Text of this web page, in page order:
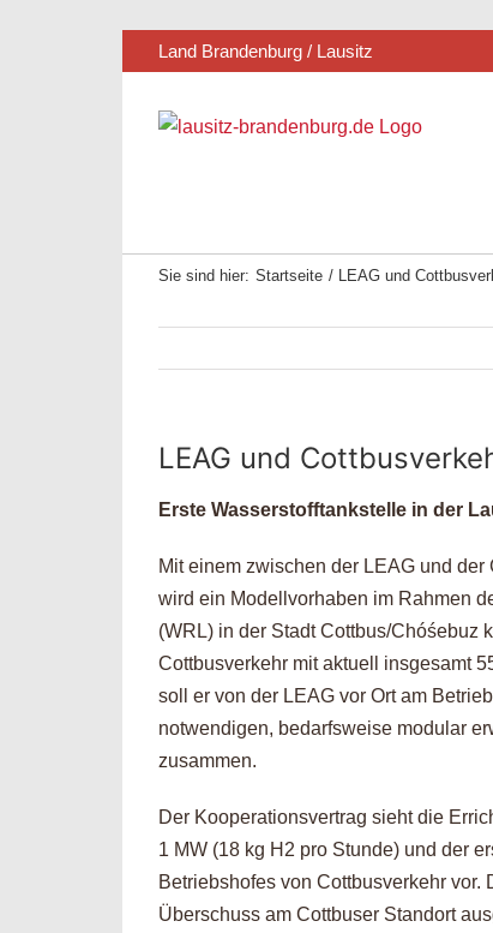
Land Brandenburg / Lausitz
Sie sind hier: Startseite LEAG und
LEAG und
Erste Wasserstofftankstelle in der
Mit einem zwischen der LEAG und
wird ein Modellvorhaben im Rahmen
(WRL) in der Stadt Cottbus/Chóśebuz
Cottbusverkehr mit aktuell insgesamt
soll er von der LEAG vor Ort am
notwendigen, bedarfsweise modular
zusammen.
Der Kooperationsvertrag sieht die
1 MW (18 kg H2 pro Stunde) und der
Betriebshofes von Cottbusverkehr
Überschuss am Cottbuser Standort